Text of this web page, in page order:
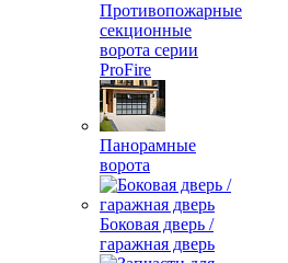
Противопожарные
секционные
ворота серии
ProFire
Панорамные
ворота
Боковая дверь /
гаражная дверь